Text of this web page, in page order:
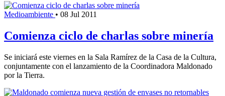
Medioambiente • 08 Jul 2011
Comienza ciclo de charlas sobre minería
Se iniciará este viernes en la Sala Ramírez de la Casa de la Cultura,
conjuntamente con el lanzamiento de la Coordinadora Maldonado
por la Tierra.